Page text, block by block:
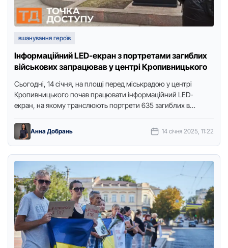
вшанування героїв
Інформаційний LED-екран з портретами загиблих
військових запрацював у центрі Кропивницького
Сьогодні, 14 січня, на площі перед міськрадою у центрі
Кропивницького почав працювати інформаційний LED-
екран, на якому транслюють портрети 635 загиблих в
Анна Добрань 14 січня 2025, 11:22